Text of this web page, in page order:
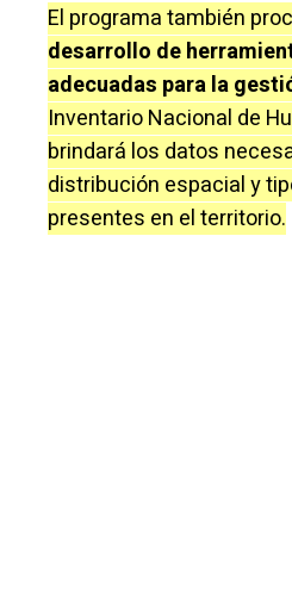
El programa también
desarrollo de
adecuadas para la
Inventario Nacional de
brindará los datos
distribución espacial y
presentes en el territorio.